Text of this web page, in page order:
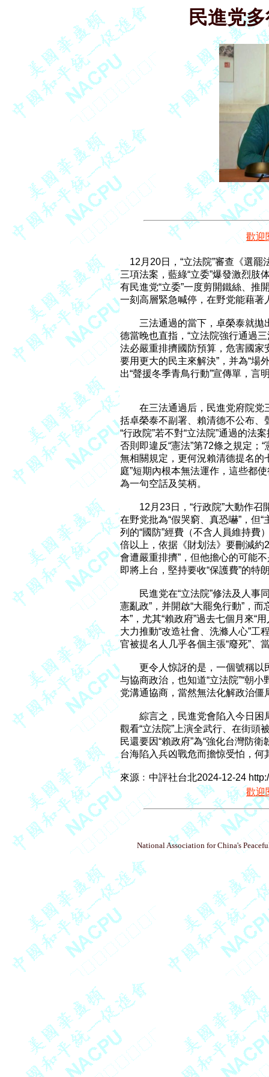
民進党
歡迎
12月20日，“立法院”審查《選
三項法案，藍綠“立委”爆發激烈肢
有民進党“立委”一度剪開鐵絲、推
一刻高層緊急喊停，在野党能藉
三法通過的當下，卓榮泰就拋出
德當晚也直指，“立法院強行通過
法必嚴重排擠國防預算，危害國家
要用更大的民主來解決”，并為“場
出“聲援冬季青鳥行動”宣傳單，言
在三法通過后，民進党府院党三
括卓榮泰不副署、賴清德不公布、
“行政院”若不對“立法院”通過的法
否則即違反“憲法”第72條之規定；“
無相關規定，更何況賴清德提名的
庭”短期內根本無法運作，這些都
為一句空話及笑柄。
12月23日，“行政院”大動作召
在野党批為“假哭窮、真恐嚇”，但“
列的“國防”經費（不含人員維持費
倍以上，依据《財划法》要刪減約
會遭嚴重排擠”，但他擔心的可能
即將上台，堅持要收“保護費”的特
民進党在“立法院”修法及人事同
憲亂政”，并開啟“大罷免行動”，
本”，尤其“賴政府”過去七個月來“
大力推動“改造社會、洗滌人心”工
官被提名人几乎各個主張“廢死”、
更令人惊訝的是，一個號稱以
与協商政治，也知道“立法院”“朝
党溝通協商，當然無法化解政治僵
綜言之，民進党會陷入今日困局
觀看“立法院”上演全武行、在街頭
民還要因“賴政府”為“強化台灣防
台海陷入兵凶戰危而擔惊受怕，何
來源﹕中評社台北2024-12-24
歡迎
National Association for China's